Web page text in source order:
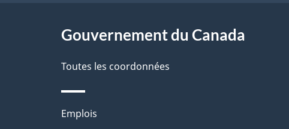
a
p
a
r
Gouvernement du Canada
Toutes les coordonnées
Thèmes
Emplois